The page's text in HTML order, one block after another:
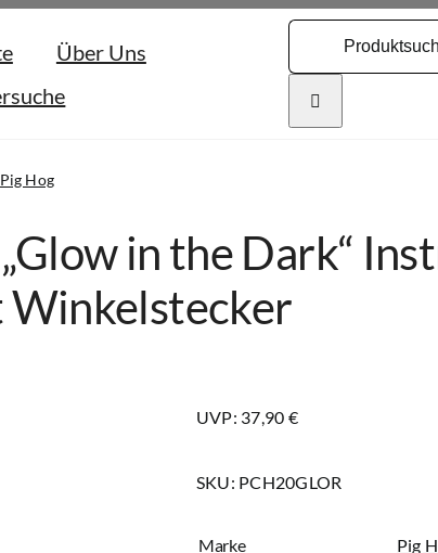
Über Uns
Pig Hog
in the Dark“
UVP: 37,90 €
SKU: PCH20GLOR
Marke
Pig